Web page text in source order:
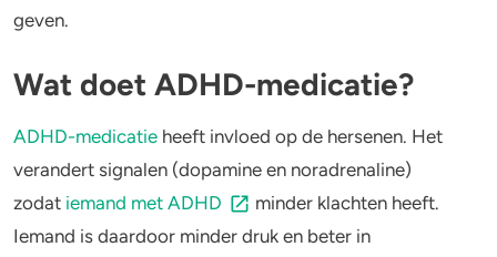
Crack
geven.
Wat doet ADHD-medicatie?
ADHD-medicatie heeft invloed op de hersenen. Het
verandert signalen (dopamine en noradrenaline)
zodat iemand met ADHD
minder klachten heeft.
Iemand is daardoor minder druk en beter in